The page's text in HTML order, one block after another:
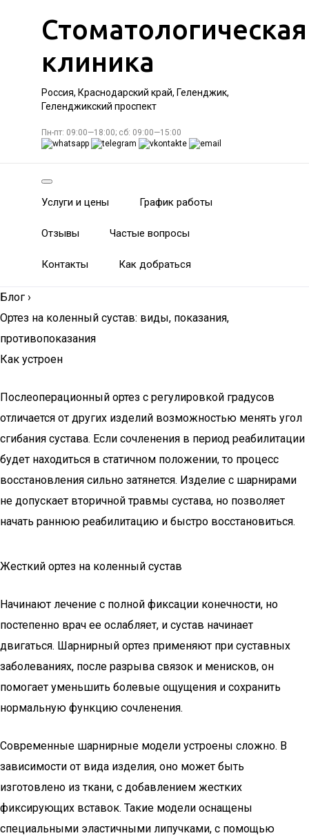
Стоматологическая
клиника
Россия, Краснодарский край, Геленджик,
Геленджикский проспект
Пн-пт: 09:00—18:00; сб: 09:00—15:00
Услуги и цены График работы
Отзывы Частые вопросы
Контакты Как добраться
Блог ›
Ортез на коленный сустав: виды, показания,
противопоказания
Как устроен
Послеоперационный ортез с регулировкой градусов
отличается от других изделий возможностью менять угол
сгибания сустава. Если сочленения в период реабилитации
будет находиться в статичном положении, то процесс
восстановления сильно затянется. Изделие с шарнирами
не допускает вторичной травмы сустава, но позволяет
начать раннюю реабилитацию и быстро восстановиться.
Жесткий ортез на коленный сустав
Начинают лечение с полной фиксации конечности, но
постепенно врач ее ослабляет, и сустав начинает
двигаться. Шарнирный ортез применяют при суставных
заболеваниях, после разрыва связок и менисков, он
помогает уменьшить болевые ощущения и сохранить
нормальную функцию сочленения.
Современные шарнирные модели устроены сложно. В
зависимости от вида изделия, оно может быть
изготовлено из ткани, с добавлением жестких
фиксирующих вставок. Такие модели оснащены
специальными эластичными липучками, с помощью